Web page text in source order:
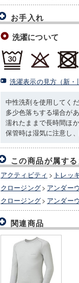
お手入れ
洗濯について
洗濯表示の見方（新・
中性洗剤を使用してくだ
多少色落ちする場合が
濡れたままで長時間ほ
保管時は湿気に注意し
この商品が属する
アクティビティ > トレッ
クロージング> アンダー
クロージング> アンダー
関連商品